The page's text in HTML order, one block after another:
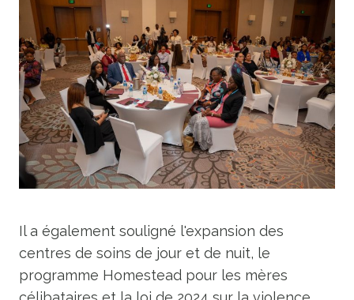
Il a également souligné l'expansion des
centres de soins de jour et de nuit, le
programme Homestead pour les mères